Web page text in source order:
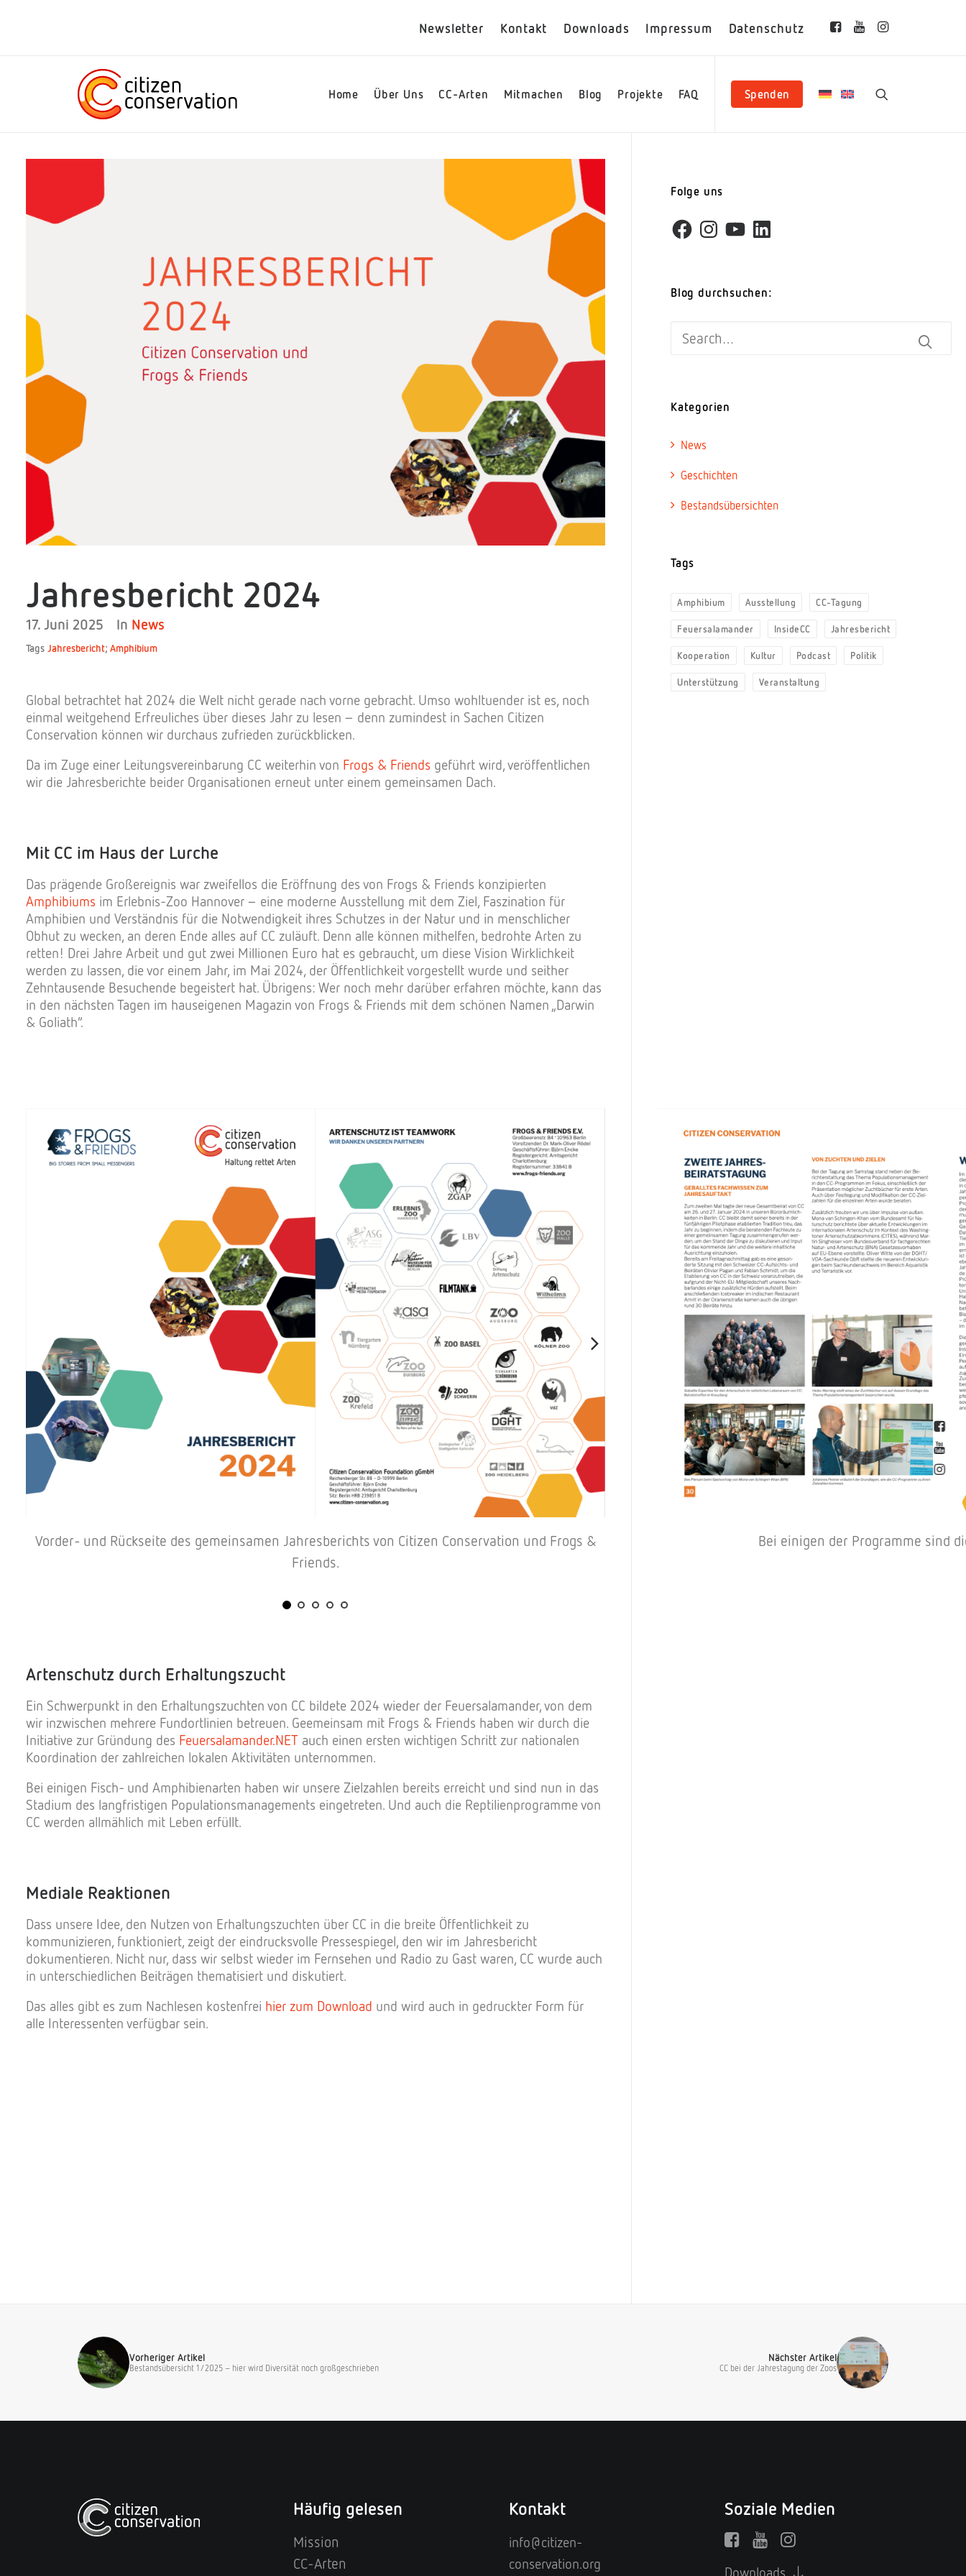
Newsletter Kontakt Downloads Impressum Datenschutz
Home Über Uns CC-Arten Mitmachen Blog Projekte FAQ Spenden
Jahresbericht 2024
17. Juni 2025 In News
Tags Jahresbericht; Amphibium
Global betrachtet hat 2024 die Welt nicht gerade nach vorne gebracht. Umso wohltuender ist es, noch
einmal weitgehend Erfreuliches über dieses Jahr zu lesen – denn zumindest in Sachen Citizen
Conservation können wir durchaus zufrieden zurückblicken.
Da im Zuge einer Leitungsvereinbarung CC weiterhin von Frogs & Friends geführt wird, veröffentlichen
wir die Jahresberichte beider Organisationen erneut unter einem gemeinsamen Dach.
Mit CC im Haus der Lurche
Das prägende Großereignis war zweifellos die Eröffnung des von Frogs & Friends konzipierten
Amphibiums im Erlebnis-Zoo Hannover – eine moderne Ausstellung mit dem Ziel, Faszination für
Amphibien und Verständnis für die Notwendigkeit ihres Schutzes in der Natur und in menschlicher
Obhut zu wecken, an deren Ende alles auf CC zuläuft. Denn alle können mithelfen, bedrohte Arten zu
retten! Drei Jahre Arbeit und gut zwei Millionen Euro hat es gebraucht, um diese Vision Wirklichkeit
werden zu lassen, die vor einem Jahr, im Mai 2024, der Öffentlichkeit vorgestellt wurde und seither
Zehntausende Besuchende begeistert hat. Übrigens: Wer noch mehr darüber erfahren möchte, kann das
in den nächsten Tagen im hauseigenen Magazin von Frogs & Friends mit dem schönen Namen „Darwin
& Goliath“.
Vorder- und Rückseite des gemeinsamen Jahresberichts von Citizen Conservation und Frogs &
Friends.
Bei einigen der Programme sind
Artenschutz durch Erhaltungszucht
Ein Schwerpunkt in den Erhaltungszuchten von CC bildete 2024 wieder der Feuersalamander, von dem
wir inzwischen mehrere Fundortlinien betreuen. Geemeinsam mit Frogs & Friends haben wir durch die
Initiative zur Gründung des Feuersalamander.NET auch einen ersten wichtigen Schritt zur nationalen
Koordination der zahlreichen lokalen Aktivitäten unternommen.
Bei einigen Fisch- und Amphibienarten haben wir unsere Zielzahlen bereits erreicht und sind nun in das
Stadium des langfristigen Populationsmanagements eingetreten. Und auch die Reptilienprogramme von
CC werden allmählich mit Leben erfüllt.
Mediale Reaktionen
Dass unsere Idee, den Nutzen von Erhaltungszuchten über CC in die breite Öffentlichkeit zu
kommunizieren, funktioniert, zeigt der eindrucksvolle Pressespiegel, den wir im Jahresbericht
dokumentieren. Nicht nur, dass wir selbst wieder im Fernsehen und Radio zu Gast waren, CC wurde auch
in unterschiedlichen Beiträgen thematisiert und diskutiert.
Das alles gibt es zum Nachlesen kostenfrei hier zum Download und wird auch in gedruckter Form für
alle Interessenten verfügbar sein.
Folge uns
FacebookInstagram
YouTubeLinkedIn
Blog durchsuchen:
Kategorien
News
Geschichten
Bestandsübersichten
Tags
Amphibium Ausstellung CC-Tagung
Feuersalamander InsideCC Jahresbericht
Kooperation Kultur Podcast Politik
Unterstützung Veranstaltung
Vorheriger Artikel
Bestandsübersicht 1/2025 – hier wird Diversität noch großgeschrieben
Nächster Artikel
CC bei der Jahrestagung der Zoos
Häufig gelesen
Mission
CC-Arten
Kontakt
info@citizen-
conservation.org
Soziale Medien
Downloads ↓